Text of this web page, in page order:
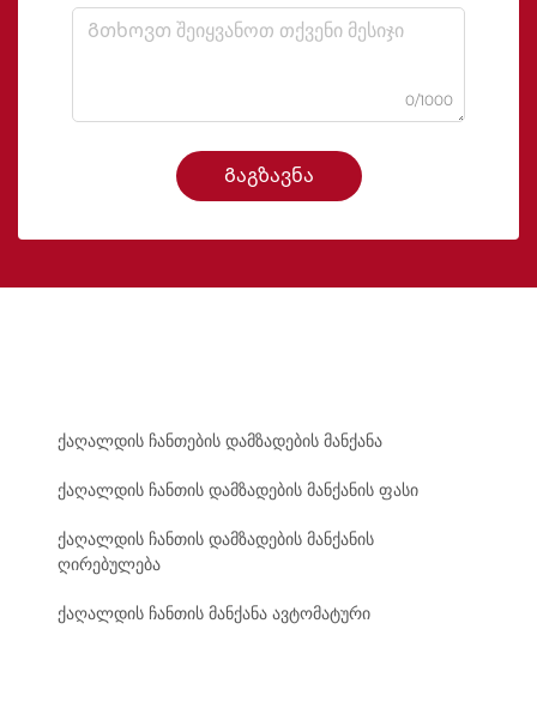
0/1000
Გაგზავნა
ქაღალდის ჩანთების დამზადების მანქანა
ქაღალდის ჩანთის დამზადების მანქანის ფასი
ქაღალდის ჩანთის დამზადების მანქანის
ღირებულება
ქაღალდის ჩანთის მანქანა ავტომატური